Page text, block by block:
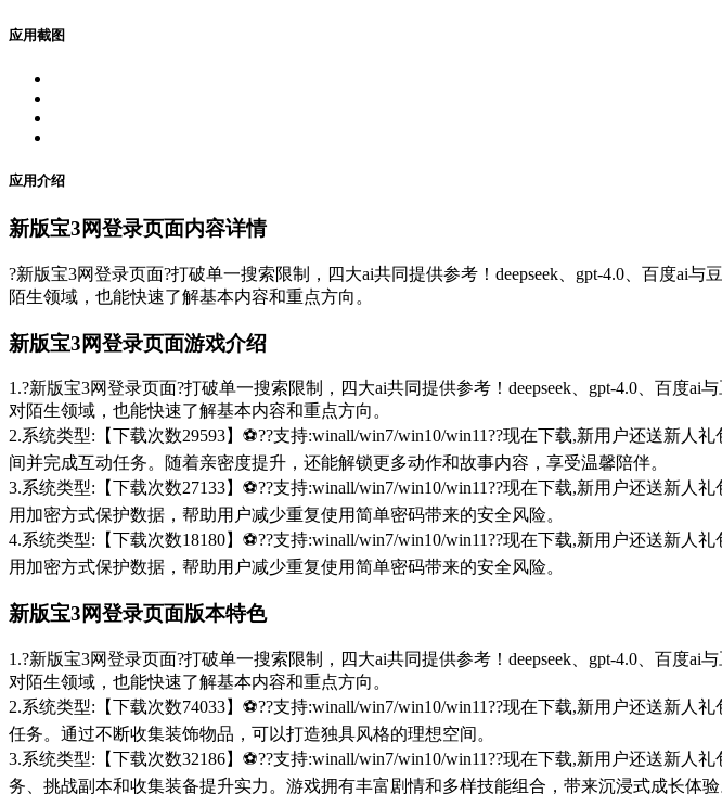
应用截图
应用介绍
新版宝3网登录页面内容详情
?新版宝3网登录页面?打破单一搜索限制，四大ai共同提供参考！deepseek、gpt-4.0、百度ai
陌生领域，也能快速了解基本内容和重点方向。
新版宝3网登录页面游戏介绍
1.?新版宝3网登录页面?打破单一搜索限制，四大ai共同提供参考！deepseek、gpt-4.0、百度
对陌生领域，也能快速了解基本内容和重点方向。
2.系统类型:【下载次数29593】⚽??支持:winall/win7/win10/win11??现在下载,新用户还送新
间并完成互动任务。随着亲密度提升，还能解锁更多动作和故事内容，享受温馨陪伴。
3.系统类型:【下载次数27133】⚽??支持:winall/win7/win10/win11??现在下载,新用户还送新
用加密方式保护数据，帮助用户减少重复使用简单密码带来的安全风险。
4.系统类型:【下载次数18180】⚽??支持:winall/win7/win10/win11??现在下载,新用户还送新
用加密方式保护数据，帮助用户减少重复使用简单密码带来的安全风险。
新版宝3网登录页面版本特色
1.?新版宝3网登录页面?打破单一搜索限制，四大ai共同提供参考！deepseek、gpt-4.0、百度
对陌生领域，也能快速了解基本内容和重点方向。
2.系统类型:【下载次数74033】⚽??支持:winall/win7/win10/win11??现在下载,新用户还送新
任务。通过不断收集装饰物品，可以打造独具风格的理想空间。
3.系统类型:【下载次数32186】⚽??支持:winall/win7/win10/win11??现在下载,新用户还送新
务、挑战副本和收集装备提升实力。游戏拥有丰富剧情和多样技能组合，带来沉浸式成长体验